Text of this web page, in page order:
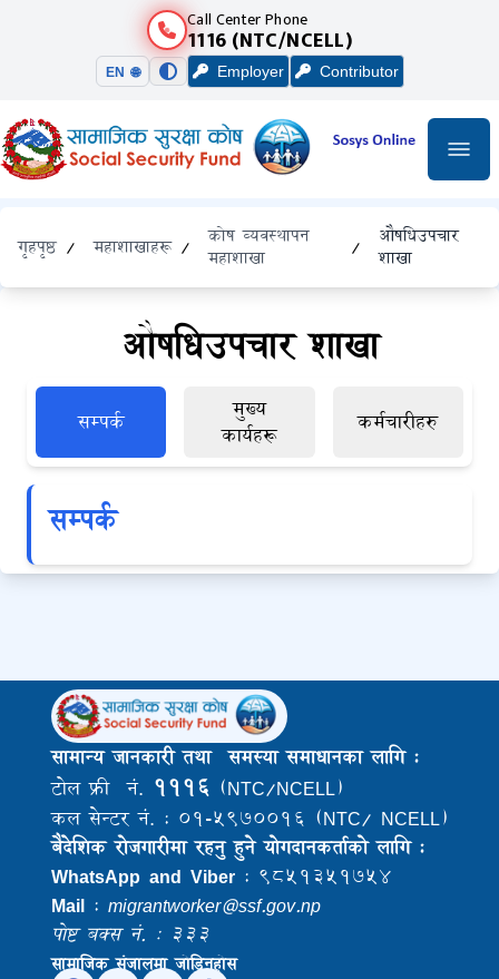
Call Center Phone
1116 (NTC/NCELL)
EN 🌐 Employer Contributor
गृहपृष्ठ / महाशाखाहरू /
कोष व्यवस्थापन
महाशाखा
/
औषधिउपचार
शाखा
औषधिउपचार शाखा
सम्पर्क
मुख्य
कार्यहरू
कर्मचारीहरु
सम्पर्क
सामान्य जानकारी तथा समस्या समाधानका लागि :
टोल फ्री नं. १११६ (NTC/NCELL)
कल सेन्टर नं. : ०१-५९७००१६ (NTC/ NCELL)
बैदेशिक राेजगारीमा रहनु हुने याेगदानकर्ताकाे लागि :
WhatsApp and Viber : ९८५१३५१७५४
Mail : migrantworker@ssf.gov.np
पोष्ट बक्स नं. : ३३३
सामाजिक संजालमा जोडिनुहोस